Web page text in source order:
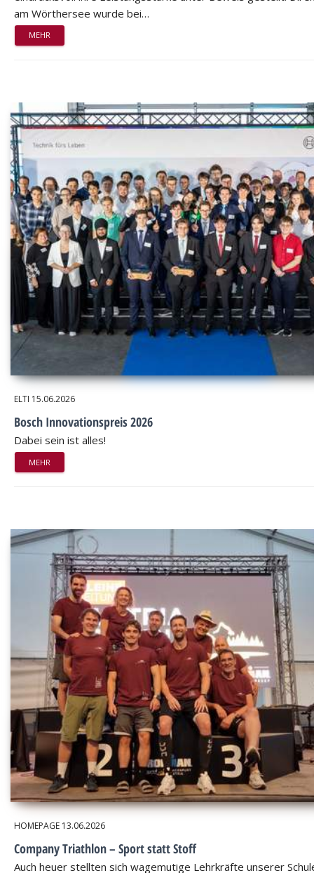
am Wörthersee wurde bei…
MEHR
ELTI 15.06.2026
Bosch Innovationspreis 2026
Dabei sein ist alles!
MEHR
HOMEPAGE 13.06.2026
Company Triathlon – Sport statt Stoff
Auch heuer stellten sich wagemutige Lehrkräfte unserer